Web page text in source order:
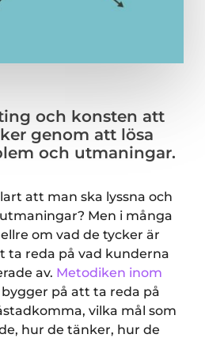
och konsten att
genom att lösa
och utmaningar.
att man ska lyssna och
Men i många
om vad de tycker är
ta reda på vad kunderna
av. Metodiken inom
bygger på att ta reda på
vilka mål som
hur de tänker, hur de